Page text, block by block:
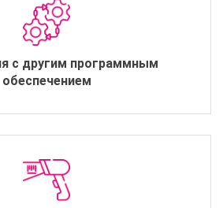
с другим программным
обеспечением